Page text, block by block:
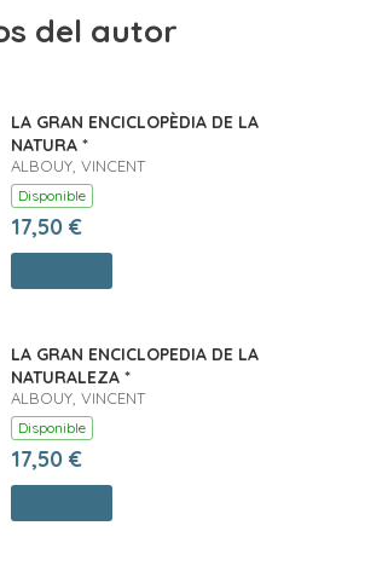
del autor
LA GRAN ENCICLOPÈDIA DE LA
NATURA *
ALBOUY, VINCENT
Disponible
17,50 €
LA GRAN ENCICLOPEDIA DE LA
NATURALEZA *
ALBOUY, VINCENT
Disponible
17,50 €